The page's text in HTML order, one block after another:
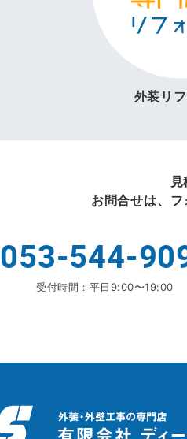
外装リ
お問合せは、フ
053-544-
受付時間：平日9:00〜19:00